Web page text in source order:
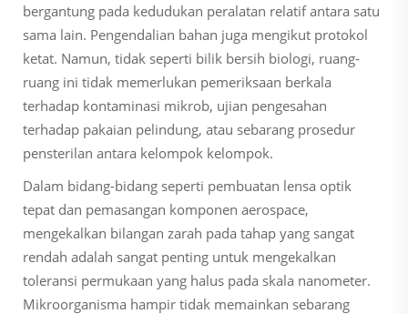
bergantung pada kedudukan peralatan relatif antara satu
sama lain. Pengendalian bahan juga mengikut protokol
ketat. Namun, tidak seperti bilik bersih biologi, ruang-
ruang ini tidak memerlukan pemeriksaan berkala
terhadap kontaminasi mikrob, ujian pengesahan
terhadap pakaian pelindung, atau sebarang prosedur
pensterilan antara kelompok kelompok.
Dalam bidang-bidang seperti pembuatan lensa optik
tepat dan pemasangan komponen aerospace,
mengekalkan bilangan zarah pada tahap yang sangat
rendah adalah sangat penting untuk mengekalkan
toleransi permukaan yang halus pada skala nanometer.
Mikroorganisma hampir tidak memainkan sebarang